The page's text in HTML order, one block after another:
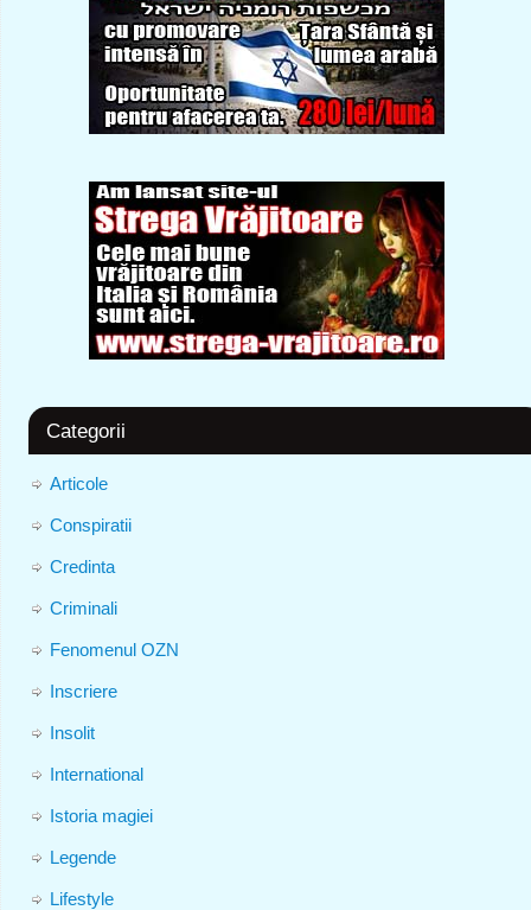
Categorii
Articole
Conspiratii
Credinta
Criminali
Fenomenul OZN
Inscriere
Insolit
International
Istoria magiei
Legende
Lifestyle